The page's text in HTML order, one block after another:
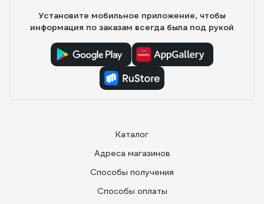
Установите мобильное приложение, чтобы
информация по заказам всегда была под рукой
Каталог
Адреса магазинов
Способы получения
Способы оплаты